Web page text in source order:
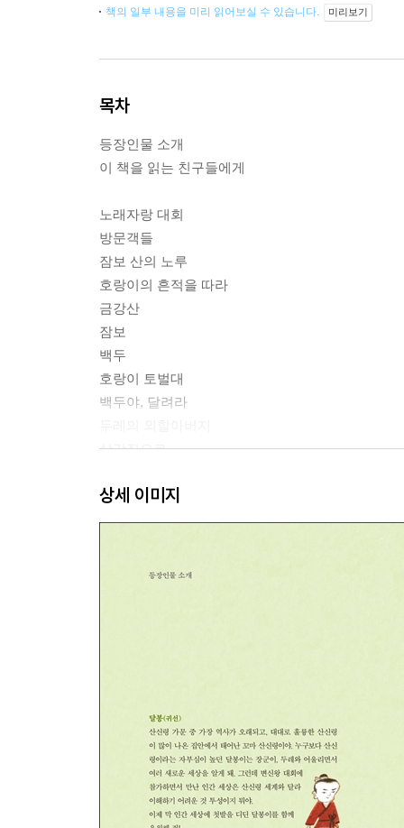
책의 일부 내용을 미리 읽어보실 수 있습니다. 미리보기
목차
등장인물 소개
이 책을 읽는 친구들에게
노래자랑 대회
방문객들
잠보 산의 노루
호랑이의 흔적을 따라
금강산
잠보
백두
호랑이 토벌대
백두야, 달려라
삿갓집으로
실습을 나간다고?
상세 이미지